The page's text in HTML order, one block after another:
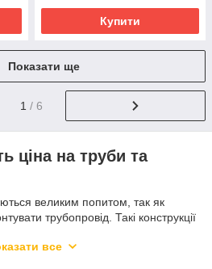
Купити
Показати ще
1 / 6
ціна на труби та
великим попитом, так як
трубопровід. Такі конструкції
та опалення. Ціни на труби та
все